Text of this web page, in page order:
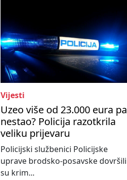
Vijesti
Uzeo više od 23.000 eura pa
nestao? Policija razotkrila
veliku prijevaru
Policijski službenici Policijske
uprave brodsko-posavske dovršili
su krim...